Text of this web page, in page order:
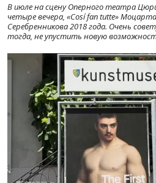
В июле на сцену Оперного театра
четыре вечера, «Cosí fan tutte»
Серебренникова 2018 года. Очень
тогда, не упустить новую